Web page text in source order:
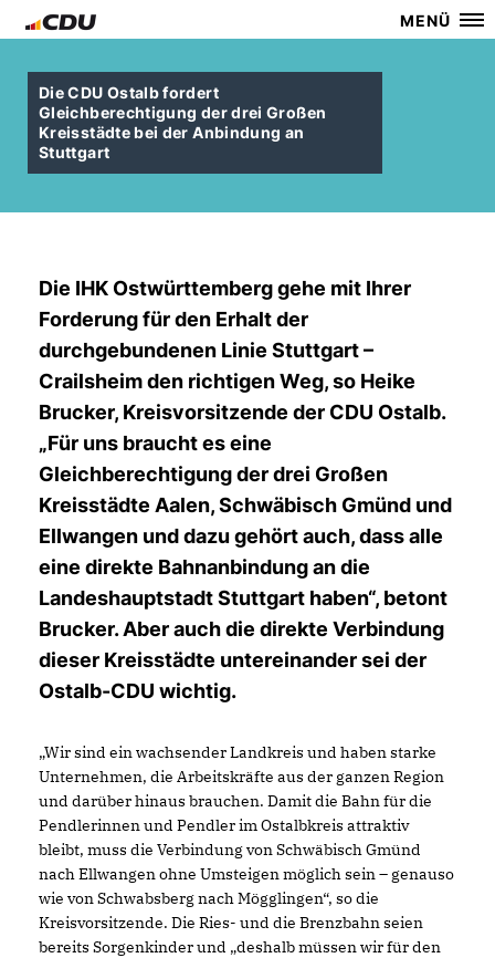
MENÜ
Die CDU Ostalb fordert
Gleichberechtigung der drei Großen
Kreisstädte bei der Anbindung an
Stuttgart
Die IHK Ostwürttemberg gehe mit Ihrer
Forderung für den Erhalt der
durchgebundenen Linie Stuttgart –
Crailsheim den richtigen Weg, so Heike
Brucker, Kreisvorsitzende der CDU Ostalb.
Für uns braucht es eine
Gleichberechtigung der drei Großen
Kreisstädte Aalen, Schwäbisch Gmünd und
Ellwangen und dazu gehört auch, dass alle
eine direkte Bahnanbindung an die
Landeshauptstadt Stuttgart haben“, betont
Brucker. Aber auch die direkte Verbindung
dieser Kreisstädte untereinander sei der
Ostalb-CDU wichtig.
Wir sind ein wachsender Landkreis und haben starke
Unternehmen, die Arbeitskräfte aus der ganzen Region
und darüber hinaus brauchen. Damit die Bahn für die
Pendlerinnen und Pendler im Ostalbkreis attraktiv
bleibt, muss die Verbindung von Schwäbisch Gmünd
nach Ellwangen ohne Umsteigen möglich sein – genauso
wie von Schwabsberg nach Mögglingen“, so die
Kreisvorsitzende. Die Ries- und die Brenzbahn seien
bereits Sorgenkinder und „deshalb müssen wir für den